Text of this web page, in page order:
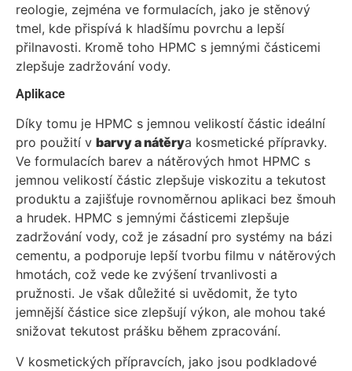
reologie, zejména ve formulacích, jako je stěnový
tmel, kde přispívá k hladšímu povrchu a lepší
přilnavosti. Kromě toho HPMC s jemnými částicemi
zlepšuje zadržování vody.
Aplikace
Díky tomu je HPMC s jemnou velikostí částic ideální
pro použití v barvyanátěrya kosmetické přípravky.
Ve formulacích barev a nátěrových hmot HPMC s
jemnou velikostí částic zlepšuje viskozitu a tekutost
produktu a zajišťuje rovnoměrnou aplikaci bez šmouh
a hrudek. HPMC s jemnými částicemi zlepšuje
zadržování vody, což je zásadní pro systémy na bázi
cementu, a podporuje lepší tvorbu filmu v nátěrových
hmotách, což vede ke zvýšení trvanlivosti a
pružnosti. Je však důležité si uvědomit, že tyto
jemnější částice sice zlepšují výkon, ale mohou také
snižovat tekutost prášku během zpracování.
V kosmetických přípravcích, jako jsou podkladové